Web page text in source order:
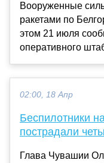
Вооруженные
ракетами по
этом 21 июля
оперативного
02:00, 18 Апр
Беспилотники
пострадали
Глава Чувашии